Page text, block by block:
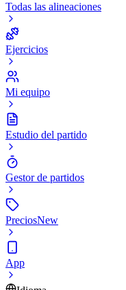
Todas las alineaciones
Ejercicios
Mi equipo
Estudio del partido
Gestor de partidos
PreciosNew
App